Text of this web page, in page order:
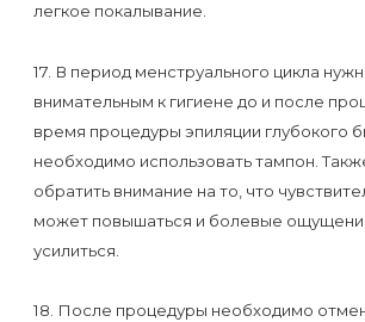
легкое покалывание.
17. В период менструального цикла
внимательным к гигиене до и после
время процедуры эпиляции глубокого
необходимо использовать тампон.
обратить внимание на то, что
может повышаться и болевые
усилиться.
18. После процедуры необходимо